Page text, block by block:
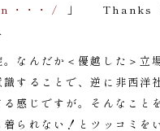
･･･/ 」 Thanks
なんだか＜優越した＞立
することで、逆に非西洋
感じですが。そんなこと
られない！とツッコミを